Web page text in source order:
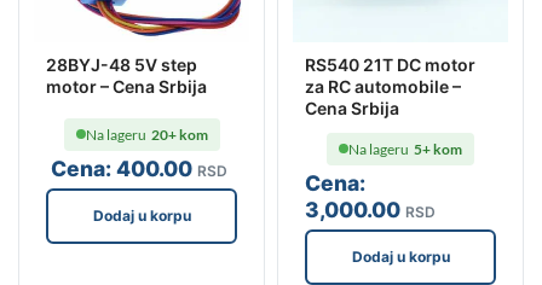
28BYJ-48 5V step
motor – Cena Srbija
Cena:400.00 RSD
Na lageru 20+ kom
Dodaj u korpu
RS540 21T DC motor
za RC automobile –
Cena Srbija
Cena:
3,000.00 RSD
Na lageru 5+ kom
Dodaj u korpu